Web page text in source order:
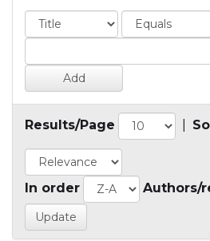
Results/Page
In order Authors/